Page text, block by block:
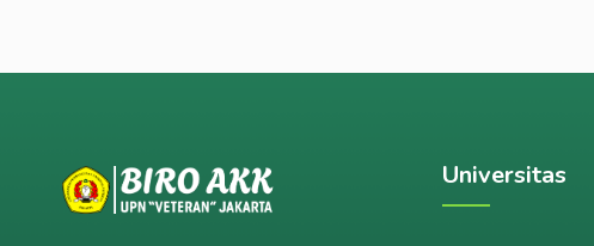
Universitas